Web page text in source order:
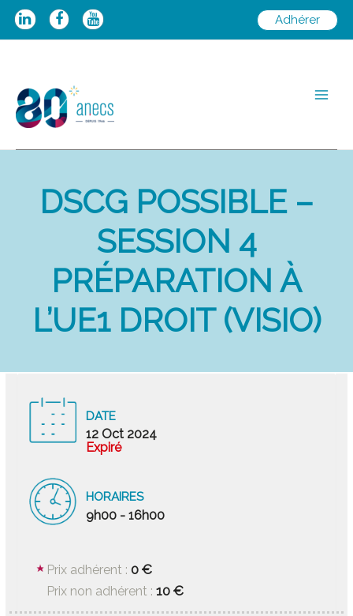
Aller
Adhérer
DSCG POSSIBLE –
SESSION 4
PRÉPARATION À
L’UE1 DROIT (VISIO)
DATE
12 Oct 2024
Expiré
HORAIRES
9h00 - 16h00
Prix adhérent :0 €
Prix non adhérent :10 €